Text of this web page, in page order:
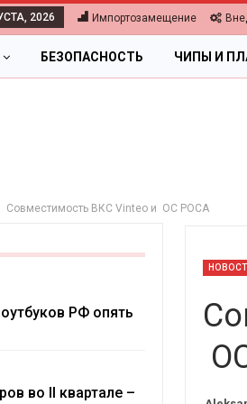
2026 Импортозамещение
БЕЗОПАСНОСТЬ ЧИПЫ И
Совместимость ВКС Vinteo и ОС РОСА
РФ опять
во II квартале –
Цифровая экономика 2026.